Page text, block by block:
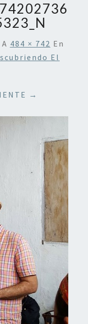
A 484 × 742 En
El
→